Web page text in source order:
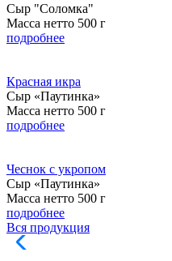
Сыр "Соломка"
Масса нетто 500 г
подробнее
Красная икра
Сыр «Паутинка»
Масса нетто 500 г
подробнее
Чеснок с укропом
Сыр «Паутинка»
Масса нетто 500 г
подробнее
Вся продукция